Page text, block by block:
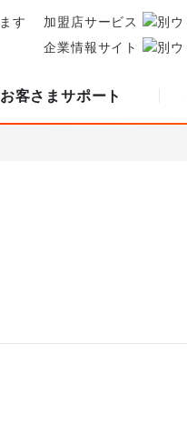
加盟店サービス
企業情報サイト
お客さまサポート